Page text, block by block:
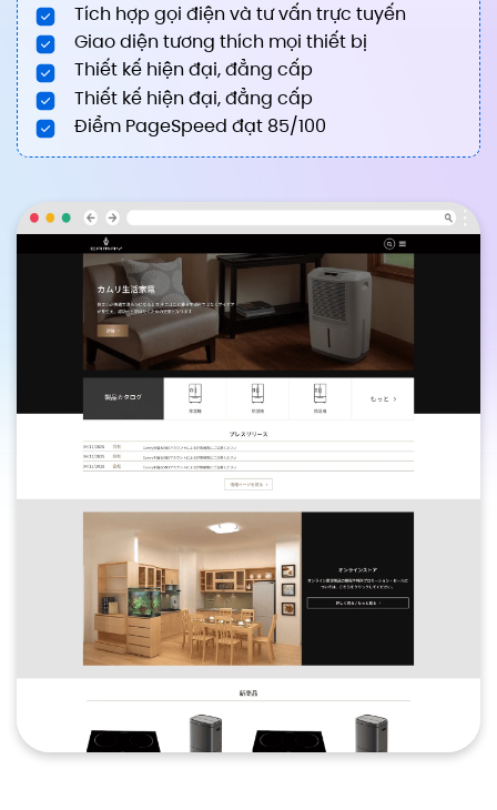
Tích hợp gọi điện và tư vấn trực tuyến
Giao diện tương thích mọi thiết bị
Thiết kế hiện đại, đẳng cấp
Thiết kế hiện đại, đẳng cấp
Điểm PageSpeed đạt 85/100